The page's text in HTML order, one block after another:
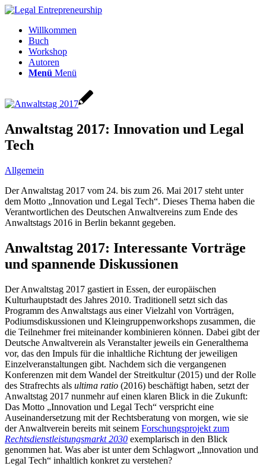
Willkommen
Buch
Workshop
Autoren
Menü Menü
Anwaltstag 2017: Innovation und Legal
Tech
Allgemein
Der Anwaltstag 2017 vom 24. bis zum 26. Mai 2017 steht unter
dem Motto „Innovation und Legal Tech“. Dieses Thema haben die
Verantwortlichen des Deutschen Anwaltvereins zum Ende des
Anwaltstags 2016 in Berlin bekannt gegeben.
Anwaltstag 2017: Interessante Vorträge
und spannende Diskussionen
Der Anwaltstag 2017 gastiert in Essen, der europäischen
Kulturhauptstadt des Jahres 2010. Traditionell setzt sich das
Programm des Anwaltstags aus einer Vielzahl von Vorträgen,
Podiumsdiskussionen und Kleingruppenworkshops zusammen, die
die Teilnehmer frei miteinander kombinieren können. Dabei gibt der
Deutsche Anwaltverein als Veranstalter jeweils ein Generalthema
vor, das den Impuls für die inhaltliche Richtung der jeweiligen
Einzelveranstaltungen gibt. Nachdem sich die vergangenen
Konferenzen mit dem Wandel der Streitkultur (2015) und der Rolle
des Strafrechts als ultima ratio (2016) beschäftigt haben, setzt der
Anwaltstag 2017 nunmehr auf einen klaren Blick in die Zukunft:
Das Motto „Innovation und Legal Tech“ verspricht eine
Auseinandersetzung mit der Rechtsberatung von morgen, wie sie
der Anwaltverein bereits mit seinem Forschungsprojekt zum
Rechtsdienstleistungsmarkt 2030 exemplarisch in den Blick
genommen hat. Was aber ist unter dem Schlagwort „Innovation und
Legal Tech“ inhaltlich konkret zu verstehen?